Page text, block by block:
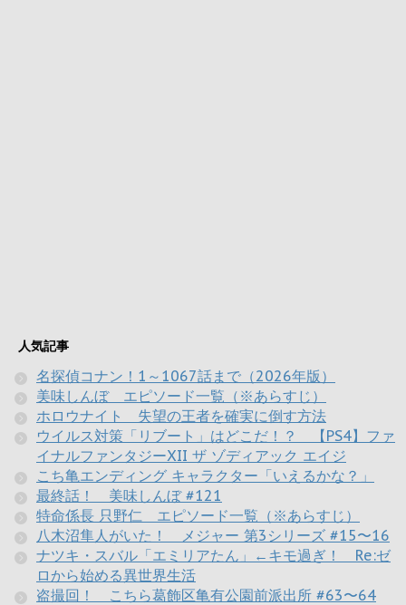
人気記事
名探偵コナン！1～1067話まで（2026年版）
美味しんぼ エピソード一覧（※あらすじ）
ホロウナイト 失望の王者を確実に倒す方法
ウイルス対策「リブート」はどこだ！？ 【PS4】ファ
イナルファンタジーXII ザ ゾディアック エイジ
こち亀エンディング キャラクター「いえるかな？」
最終話！ 美味しんぼ #121
特命係長 只野仁 エピソード一覧（※あらすじ）
八木沼隼人がいた！ メジャー 第3シリーズ #15〜16
ナツキ・スバル「エミリアたん」←キモ過ぎ！ Re:ゼ
ロから始める異世界生活
盗撮回！ こちら葛飾区亀有公園前派出所 #63〜64